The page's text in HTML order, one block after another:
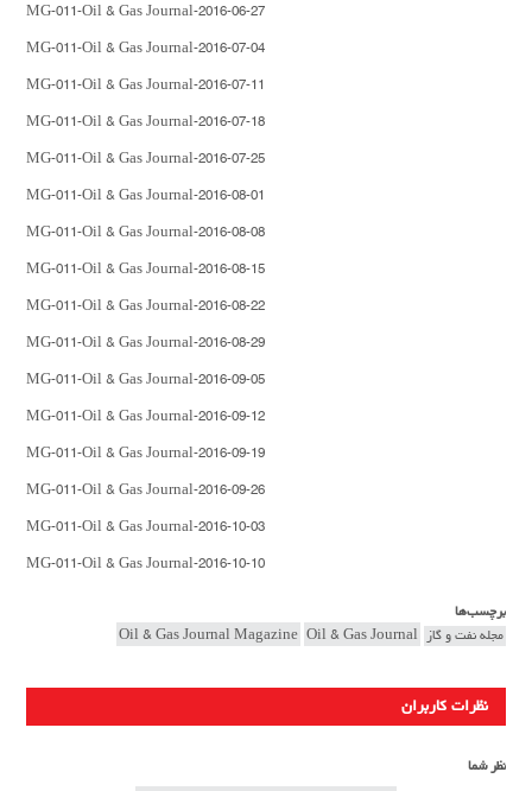
MG-011-Oil & Gas Journal-2016-06-27
MG-011-Oil & Gas Journal-2016-07-04
MG-011-Oil & Gas Journal-2016-07-11
MG-011-Oil & Gas Journal-2016-07-18
MG-011-Oil & Gas Journal-2016-07-25
MG-011-Oil & Gas Journal-2016-08-01
MG-011-Oil & Gas Journal-2016-08-08
MG-011-Oil & Gas Journal-2016-08-15
MG-011-Oil & Gas Journal-2016-08-22
MG-011-Oil & Gas Journal-2016-08-29
MG-011-Oil & Gas Journal-2016-09-05
MG-011-Oil & Gas Journal-2016-09-12
MG-011-Oil & Gas Journal-2016-09-19
MG-011-Oil & Gas Journal-2016-09-26
MG-011-Oil & Gas Journal-2016-10-03
MG-011-Oil & Gas Journal-2016-10-10
برچسب‌ها
مجله نفت و گاز
Oil & Gas Journal
Oil & Gas Journal Magazine
نظرات کاربران
نظر شما